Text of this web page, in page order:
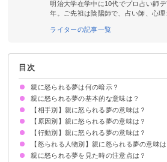
明治大学在学中に10代でプロ占い師
年。ご先祖は陰陽師で、占い師、心理
ライターの記事一覧
目次
親に怒られる夢は何の暗示？
親に怒られる夢の基本的な意味は？
母親に怒られる夢は自立できていない暗示
父親に怒られる夢は自分に改善点がある暗示
状況によって意味が決まる
【相手別】親に怒られる夢の意味は？
亡くなった父親に怒られる夢【警告夢】
亡くなった母親に怒られる夢【警告夢】
彼氏・彼女の親に怒られる夢【警告夢】
【原因別】親に怒られる夢の意味は？
理不尽に親に怒られる夢【警告夢】
勉強するように親に怒られる夢【警告夢】
帰りが遅くて親に怒られる夢【警告夢】
兄弟喧嘩をして親に怒られる夢【警告夢】
生活習慣について親に怒られる夢【警告夢】
【行動別】親に怒られる夢の意味は？
親に怒られて逆ギレする夢【警告夢】
親に怒られて喧嘩する夢【警告夢】
親に怒られて泣く夢【吉夢】
親に怒られて家出する夢【吉夢】
【怒られる人物別】親に怒られる夢の意味は
彼氏・彼女が親に怒られる夢【凶夢】
友達が親に怒られる夢【凶夢】
知らない人が親に怒られる夢【警告夢】
親に怒られる夢を見た時の注意点は？